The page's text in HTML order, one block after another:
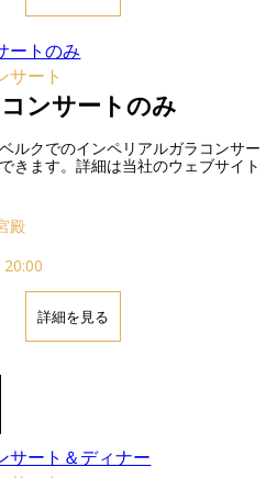
サート
ンサートのみ
ルクでのインペリアルガラコンサー
きます。詳細は当社のウェブサイト
殿
詳細を見る